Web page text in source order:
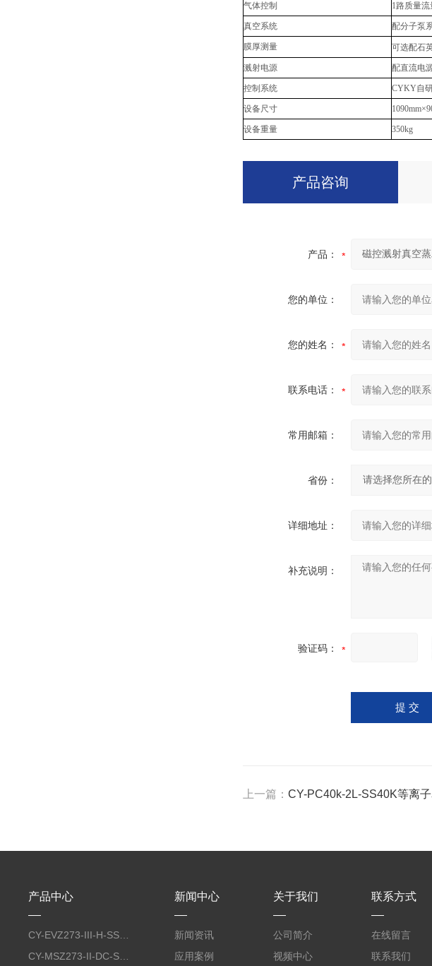
气体控制 1路质量流
真空系统 配分子泵
膜厚测量 可选配石
溅射电源 配直流电
控制系统 CYKY自
设备尺寸 1090mm×
设备重量 350kg
产品咨询
产品：
您的单位：
您的姓名：
联系电话：
常用邮箱：
省份：
详细地址：
补充说明：
验证码：
上一篇： CY-PC40k-2L-SS40K等离
产品中心 新闻中心
新闻资讯
应用案例
关于我们
公司简介
视频中心
联系方式
在线留言
联系我们